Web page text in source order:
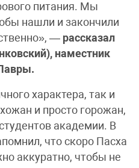
питания. Мы
нашли и закончили
— рассказал
наместник
характера, так и
и просто горожан,
академии. В
что скоро Пасха
аккуратно, чтобы не